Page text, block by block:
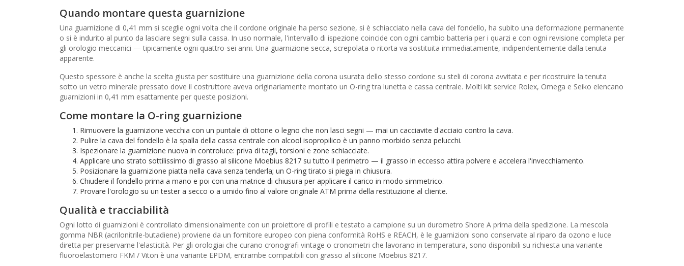
Quando montare questa guarnizione
Una guarnizione di 0,41 mm si sceglie ogni volta che il cordone originale ha perso sezione, si è schiacciato nella cava del fondello, ha subito una deformazione permanente
o si è indurito al punto da lasciare segni sulla cassa. In uso normale, l'intervallo di ispezione coincide con ogni cambio batteria per i quarzi e con ogni revisione completa per
gli orologio meccanici — tipicamente ogni quattro-sei anni. Una guarnizione secca, screpolata o ritorta va sostituita immediatamente, indipendentemente dalla tenuta
apparente.
Questo spessore è anche la scelta giusta per sostituire una guarnizione della corona usurata dello stesso cordone su steli di corona avvitata e per ricostruire la tenuta
sotto un vetro minerale pressato dove il costruttore aveva originariamente montato un O-ring tra lunetta e cassa centrale. Molti kit service Rolex, Omega e Seiko elencano
guarnizioni in 0,41 mm esattamente per queste posizioni.
Come montare la O-ring guarnizione
Rimuovere la guarnizione vecchia con un puntale di ottone o legno che non lasci segni — mai un cacciavite d'acciaio contro la cava.
Pulire la cava del fondello è la spalla della cassa centrale con alcool isopropilico è un panno morbido senza pelucchi.
Ispezionare la guarnizione nuova in controluce: priva di tagli, torsioni e zone schiacciate.
Applicare uno strato sottilissimo di grasso al silicone Moebius 8217 su tutto il perimetro — il grasso in eccesso attira polvere e accelera l'invecchiamento.
Posizionare la guarnizione piatta nella cava senza tenderla; un O-ring tirato si piega in chiusura.
Chiudere il fondello prima a mano e poi con una matrice di chiusura per applicare il carico in modo simmetrico.
Provare l'orologio su un tester a secco o a umido fino al valore originale ATM prima della restituzione al cliente.
Qualità e tracciabilità
Ogni lotto di guarnizioni è controllato dimensionalmente con un proiettore di profili e testato a campione su un durometro Shore A prima della spedizione. La mescola
gomma NBR (acrilonitrile-butadiene) proviene da un fornitore europeo con piena conformità RoHS e REACH, è le guarnizioni sono conservate al riparo da ozono e luce
diretta per preservarne l'elasticità. Per gli orologiai che curano cronografi vintage o cronometri che lavorano in temperatura, sono disponibili su richiesta una variante
fluoroelastomero FKM / Viton è una variante EPDM, entrambe compatibili con grasso al silicone Moebius 8217.